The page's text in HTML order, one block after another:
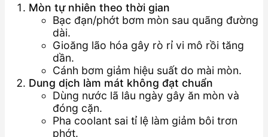
Mòn tự nhiên theo thời gian
Bạc đạn/phớt bơm mòn sau quãng đường
dài.
Gioăng lão hóa gây rò rỉ vi mô rồi tăng
dần.
Cánh bơm giảm hiệu suất do mài mòn.
Dung dịch làm mát không đạt chuẩn
Dùng nước lã lâu ngày gây ăn mòn và
đóng cặn.
Pha coolant sai tỉ lệ làm giảm bôi trơn
phớt.